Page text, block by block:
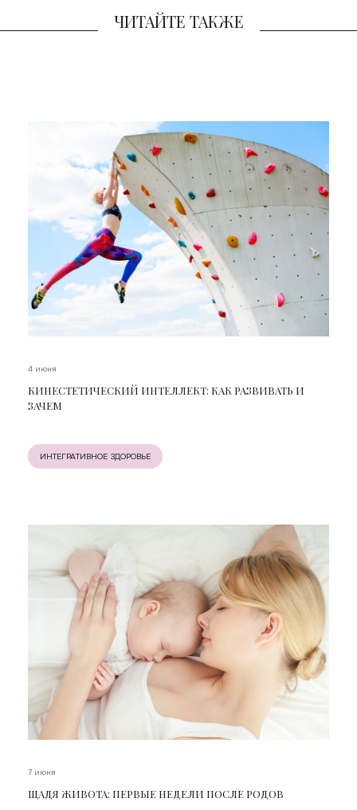
ЧИТАЙТЕ ТАКЖЕ
4 июня
КИНЕСТЕТИЧЕСКИЙ ИНТЕЛЛЕКТ: КАК РАЗВИВАТЬ И
ЗАЧЕМ
ИНТЕГРАТИВНОЕ ЗДОРОВЬЕ
7 июня
ЩАДЯ ЖИВОТА: ПЕРВЫЕ НЕДЕЛИ ПОСЛЕ РОДОВ